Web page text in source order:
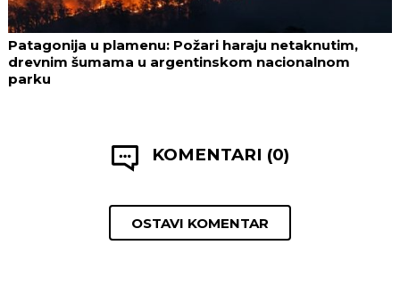
Patagonija u plamenu: Požari haraju netaknutim,
drevnim šumama u argentinskom nacionalnom
parku
KOMENTARI (0)
OSTAVI KOMENTAR